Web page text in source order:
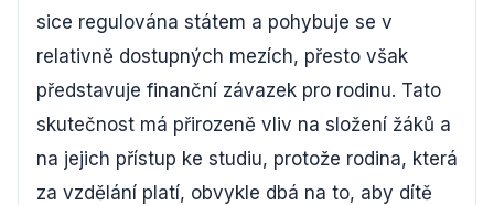
sice regulována státem a pohybuje se v
relativně dostupných mezích, přesto však
představuje finanční závazek pro rodinu. Tato
skutečnost má přirozeně vliv na složení žáků a
na jejich přístup ke studiu, protože rodina, která
za vzdělání platí, obvykle dbá na to, aby dítě